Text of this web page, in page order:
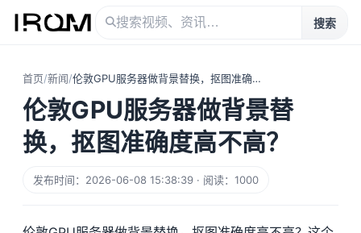
搜索
首页/新闻/ 伦敦GPU服务器做背景替换，抠图准确度高不高？
伦敦GPU服务器做背景替
换，抠图准确度高不高？
发布时间：2026-06-08 15:38:39 · 阅读：1000